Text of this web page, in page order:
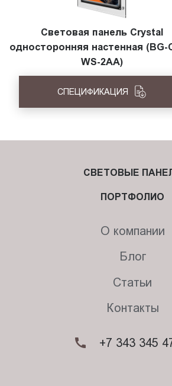
Световая панель Crystal
односторонняя настенная (BG-
WS-2AA)
СПЕЦИФИКАЦИЯ
СВЕТОВЫЕ
ПОРТФОЛИО
О компании
Блог
Статьи
Контакты
+7 343 345